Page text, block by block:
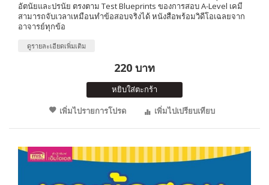
อัตนัยและปรนัย ตรงตาม Test Blueprints ของการสอบ A-Level เคมี
สามารถจับเวลาเหมือนทำข้อสอบจริงได้ หนังสือพร้อมวิดีโอเฉลยจาก
อาจารย์ทุกข้อ
ดูรายละเอียดเพิ่มเติม
220 บาท
หยิบใส่ตะกร้า
เพิ่มไปรายการโปรด
เพิ่มไปเปรียบเทียบ